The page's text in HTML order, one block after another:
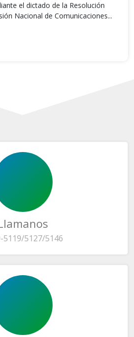
el dictado de la Resolución
Nacional de Comunicaciones...
5119/5127/5146